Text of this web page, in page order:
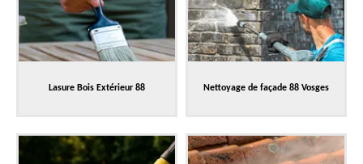
Lasure Bois Extérieur 88 Nettoyage de façade 88 Vosges